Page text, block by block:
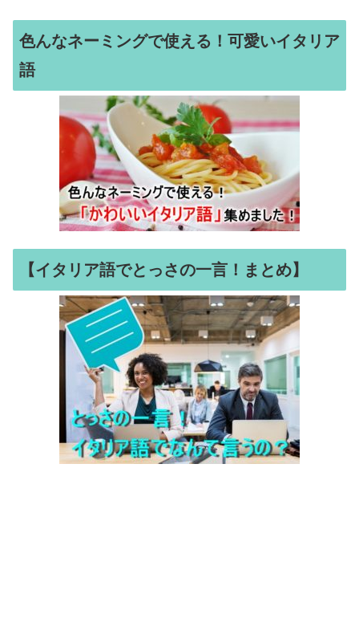
色んなネーミングで使える！可愛いイタリア
語
【イタリア語でとっさの一言！まとめ】